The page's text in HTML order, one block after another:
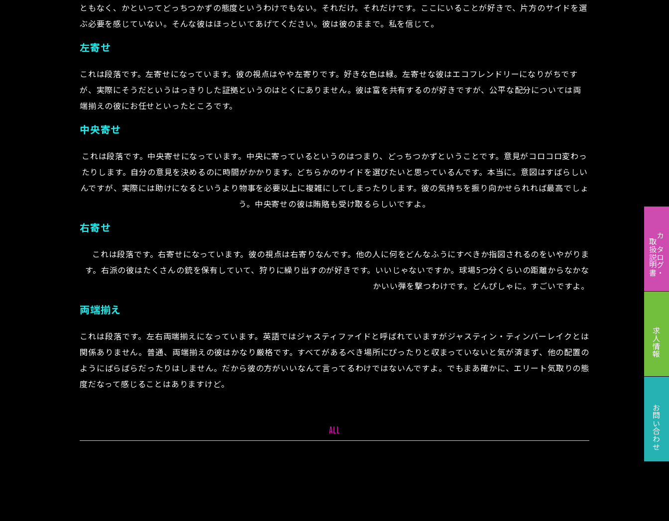
ともなく、かといってどっちつかずの態度というわけでもない。それだけ。それだけです。ここにいることが好きで、片方のサイドを選
ぶ必要を感じていない。そんな彼はほっといてあげてください。彼は彼のままで。私を信じて。
左寄せ
これは段落です。左寄せになっています。彼の視点はやや左寄りです。好きな色は緑。左寄せな彼はエコフレンドリーになりがちです
が、実際にそうだというはっきりした証拠というのはとくにありません。彼は富を共有するのが好きですが、公平な配分については両
端揃えの彼にお任せといったところです。
中央寄せ
これは段落です。中央寄せになっています。中央に寄っているというのはつまり、どっちつかずということです。意見がコロコロ変わっ
たりします。自分の意見を決めるのに時間がかかります。どちらかのサイドを選びたいと思っているんです。本当に。意図はすばらしい
んですが、実際には助けになるというより物事を必要以上に複雑にしてしまったりします。彼の気持ちを振り向かせられれば最高でしょ
う。中央寄せの彼は賄賂も受け取るらしいですよ。
右寄せ
これは段落です。右寄せになっています。彼の視点は右寄りなんです。他の人に何をどんなふうにすべきか指図されるのをいやがりま
す。右派の彼はたくさんの銃を保有していて、狩りに繰り出すのが好きです。いいじゃないですか。球場5つ分くらいの距離からなかな
かいい弾を撃つわけです。どんぴしゃに。すごいですよ。
両端揃え
これは段落です。左右両端揃えになっています。英語ではジャスティファイドと呼ばれていますがジャスティン・ティンバーレイクとは
関係ありません。普通、両端揃えの彼はかなり厳格です。すべてがあるべき場所にぴったりと収まっていないと気が済まず、他の配置の
ようにばらばらだったりはしません。だから彼の方がいいなんて言ってるわけではないんですよ。でもまあ確かに、エリート気取りの態
度だなって感じることはありますけど。
ALL
カタログ・
取扱説明書
求人情報
お問い合わせ